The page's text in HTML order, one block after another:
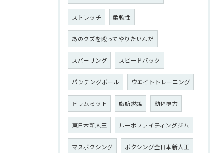
ストレッチ 柔軟性
あのクズを殴ってやりたいんだ
スパーリング スピードバック
パンチングボール ウエイトトレーニング
ドラムミット 脂肪燃焼 動体視力
東日本新人王 ルーポファイティングジム
マスボクシング ボクシング全日本新人王